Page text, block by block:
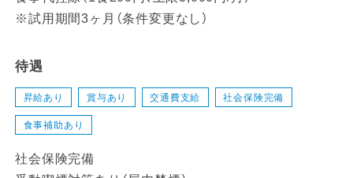
※試用期間3ヶ月（条件変更なし）
待遇
昇給あり 賞与あり 交通費支給 社会保険完備
食事補助あり
社会保険完備